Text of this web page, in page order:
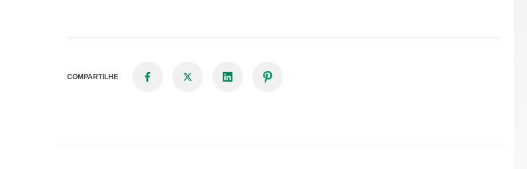
COMPARTILHE